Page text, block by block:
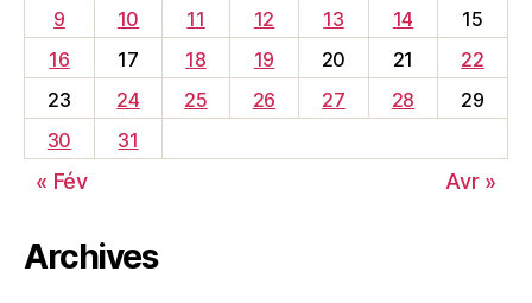
9
10 11 12 13 14
15
16
17 18 19 20 21
22
23
24 25 26 27 28
29
30
31
« Fév Avr »
Archives